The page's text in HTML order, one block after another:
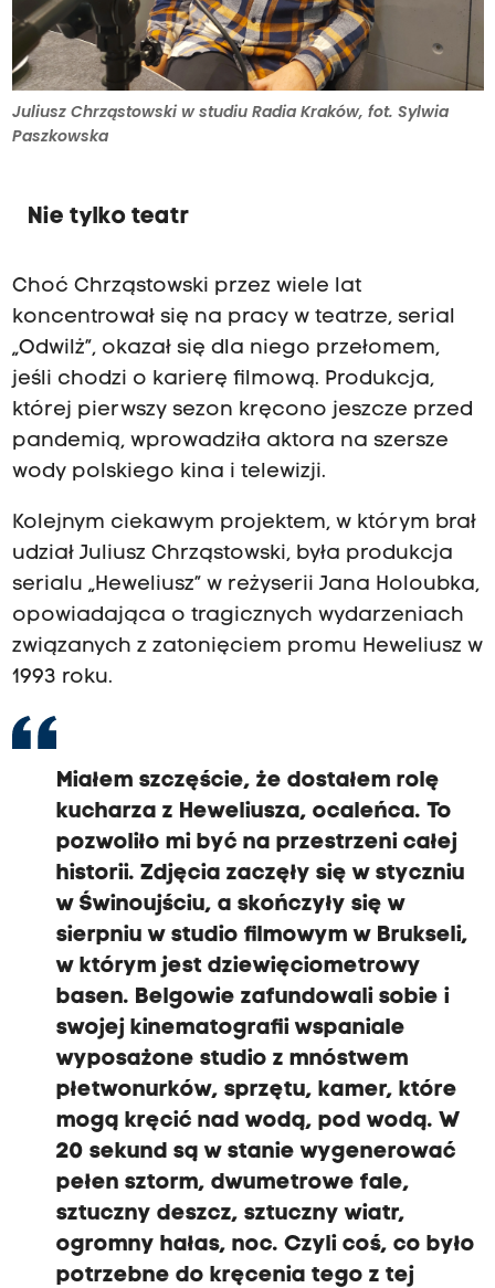
Juliusz Chrząstowski w studiu Radia Kraków, fot. Sylwia
Paszkowska
Nie tylko teatr
Choć Chrząstowski przez wiele lat
koncentrował się na pracy w teatrze, serial
„Odwilż”, okazał się dla niego przełomem,
jeśli chodzi o karierę filmową. Produkcja,
której pierwszy sezon kręcono jeszcze przed
pandemią, wprowadziła aktora na szersze
wody polskiego kina i telewizji.
Kolejnym ciekawym projektem, w którym brał
udział Juliusz Chrząstowski, była produkcja
serialu „Heweliusz” w reżyserii Jana Holoubka,
opowiadająca o tragicznych wydarzeniach
związanych z zatonięciem promu Heweliusz w
1993 roku.
Miałem szczęście, że dostałem rolę
kucharza z Heweliusza, ocaleńca. To
pozwoliło mi być na przestrzeni całej
historii. Zdjęcia zaczęły się w styczniu
w Świnoujściu, a skończyły się w
sierpniu w studio filmowym w Brukseli,
w którym jest dziewięciometrowy
basen. Belgowie zafundowali sobie i
swojej kinematografii wspaniale
wyposażone studio z mnóstwem
płetwonurków, sprzętu, kamer, które
mogą kręcić nad wodą, pod wodą. W
20 sekund są w stanie wygenerować
pełen sztorm, dwumetrowe fale,
sztuczny deszcz, sztuczny wiatr,
ogromny hałas, noc. Czyli coś, co było
potrzebne do kręcenia tego z tej